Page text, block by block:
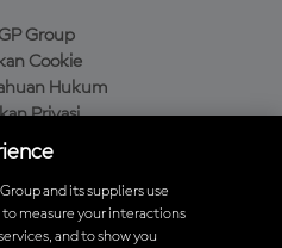
Group
Cookie
Hukum
Privasi
Pembelian
Resmi MotoGP™
and its suppliers use
measure your interactions
and to show you